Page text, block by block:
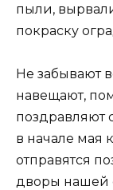
пыли,
покраску
Не забывают
навещают,
поздравляют
в начале мая
отправятся
дворы нашей